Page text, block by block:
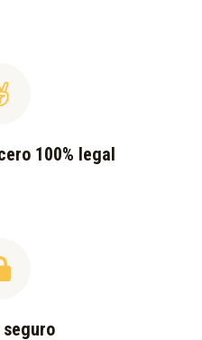
100% legal